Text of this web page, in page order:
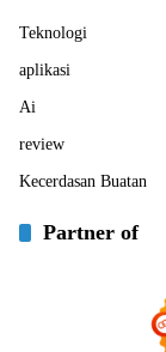
Teknologi
aplikasi
Ai
review
Kecerdasan Buatan
Partner of